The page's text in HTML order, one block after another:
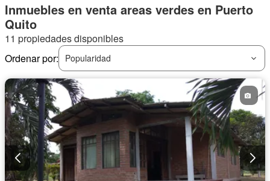
Inmuebles en venta areas verdes en Puerto
Quito
11 propiedades disponibles
Ordenar por:
Popularidad